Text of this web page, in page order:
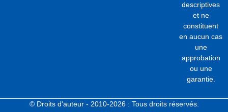
descriptives
et ne
constituent
en aucun cas
une
approbation
ou une
garantie.
© Droits d'auteur - 2010-2026 : Tous droits réservés.